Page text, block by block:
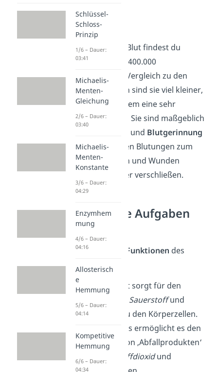
Blutplättchen
In einem Tropfen Blut findest du
ungefähr 250.000-400.000
Blutplättchen. Im Vergleich zu den
anderen Blutzellen sind sie viel kleiner,
haben aber trotzdem eine sehr
wichtige Funktion: Sie sind maßgeblich
an der Blutstillung und Blutgerinnung
beteiligt. So können Blutungen zum
Stillstand kommen und Wunden
können sich wieder verschließen.
Was sind die Aufgaben
des Blutes?
Zu den wichtigen Funktionen des
Blutes zählen:
Transport:
Blut sorgt für den
Sauerstoffund
Nährstoffen
zu den Körperzellen.
Darüber hinaus ermöglicht es den
Abtransport von ‚Abfallprodukten‘
wie
Kohlenstoffdioxidund
Schlüssel-
Schloss-
Prinzip
1/6 – Dauer:
03:41
Michaelis-
Menten-
Gleichung
2/6 – Dauer:
03:40
Michaelis-
Menten-
Konstante
3/6 – Dauer:
04:29
Enzymhem
mung
4/6 – Dauer:
04:16
Allosterisch
e
Hemmung
5/6 – Dauer:
04:14
Kompetitive
Hemmung
6/6 – Dauer:
04:34